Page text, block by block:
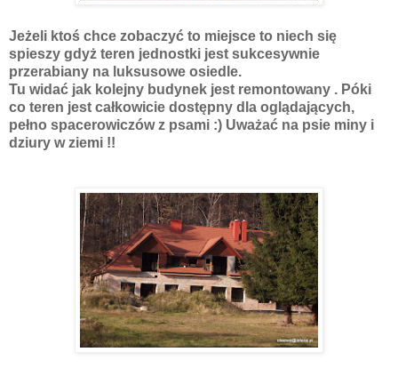
Jeżeli ktoś chce zobaczyć to miejsce to niech się
spieszy gdyż teren jednostki jest sukcesywnie
przerabiany na luksusowe osiedle.
Tu widać jak kolejny budynek jest remontowany . Póki
co teren jest całkowicie dostępny dla oglądających,
pełno spacerowiczów z psami :) Uważać na psie miny i
dziury w ziemi !!